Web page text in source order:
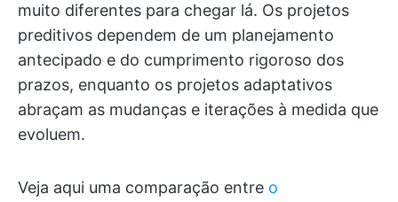
muito diferentes para chegar lá. Os projetos
preditivos dependem de um planejamento
antecipado e do cumprimento rigoroso dos
prazos, enquanto os projetos adaptativos
abraçam as mudanças e iterações à medida que
evoluem.
Veja aqui uma comparação entre o